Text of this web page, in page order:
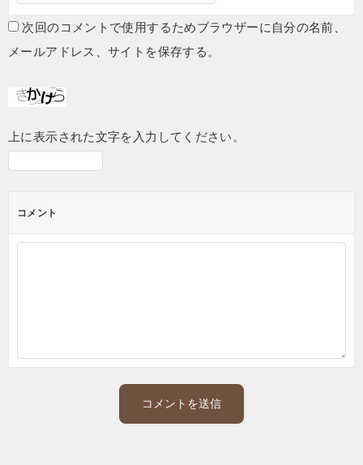
次回のコメントで使用するためブラウザーに自分の名前、
メールアドレス、サイトを保存する。
上に表示された文字を入力してください。
コメント